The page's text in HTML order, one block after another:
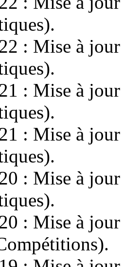
: Mise à
: Mise à
: Mise à
: Mise à
: Mise à